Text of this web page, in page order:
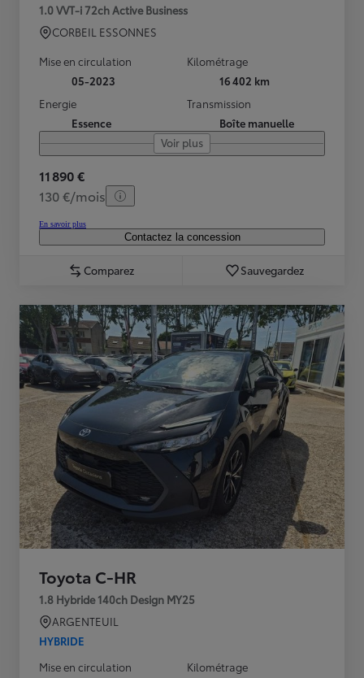
1.0 VVT-i 72ch Active Business
CORBEIL ESSONNES
Mise en circulation
05-2023
Kilométrage
16 402 km
Energie
Essence
Transmission
Boîte manuelle
Voir plus
11 890 €
130 €/mois
En savoir plus
Contactez la concession
Comparez Sauvegardez
Toyota C-HR
1.8 Hybride 140ch Design MY25
ARGENTEUIL
HYBRIDE
Mise en circulation
Kilométrage